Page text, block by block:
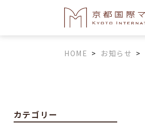
HOME > お知らせ >
カテゴリー